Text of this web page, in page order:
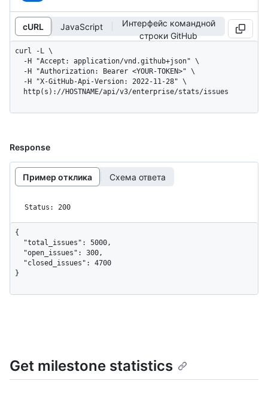
cURL JavaScript
Интерфейс командной
строки GitHub
curl -L \
  http(s)://HOSTNAME/api/v3/enterprise/stats/issues
Response
Пример отклика Схема ответа
Status: 200
{
}
Get milestone statistics